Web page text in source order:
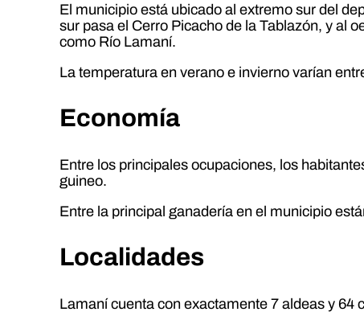
El municipio está ubicado al extremo sur del
sur pasa el Cerro Picacho de la Tablazón, y al
como Río Lamaní.
La temperatura en verano e invierno varían
Economía
Entre los principales ocupaciones, los
guineo.
Entre la principal ganadería en el municipio
Localidades
Lamaní cuenta con exactamente 7 aldeas y